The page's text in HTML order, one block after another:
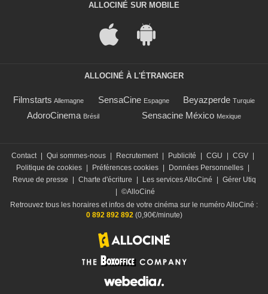
ALLOCINÉ SUR MOBILE
ALLOCINÉ À L'ÉTRANGER
Filmstarts Allemagne SensaCine Espagne Beyazperde Turquie
AdoroCinema Brésil Sensacine México Mexique
Contact Qui sommes-nous Recrutement Publicité CGU CGV
Politique de cookies
Préférences cookies Données Personnelles
Revue de presse
Charte d'écriture Les services AlloCiné
Gérer Utiq
©AlloCiné
Retrouvez tous les horaires et infos de votre cinéma sur le numéro AlloCiné :
0 892 892 892(0,90€/minute)